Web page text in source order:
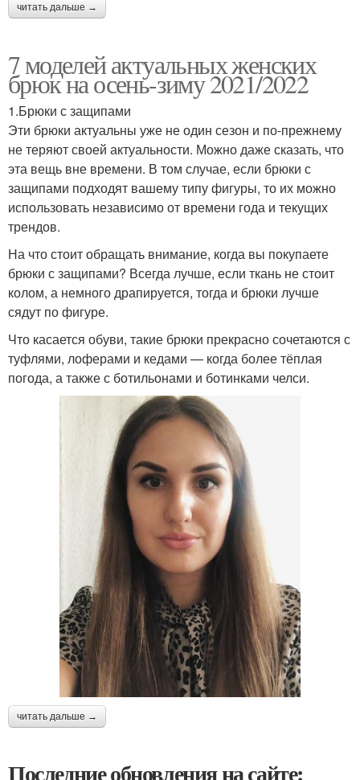
читать дальше →
7 моделей актуальных женских
брюк на осень-зиму 2021/2022
1.Брюки с защипами
Эти брюки актуальны уже не один сезон и по-прежнему
не теряют своей актуальности. Можно даже сказать, что
эта вещь вне времени. В том случае, если брюки с
защипами подходят вашему типу фигуры, то их можно
использовать независимо от времени года и текущих
трендов.
На что стоит обращать внимание, когда вы покупаете
брюки с защипами? Всегда лучше, если ткань не стоит
колом, а немного драпируется, тогда и брюки лучше
сядут по фигуре.
Что касается обуви, такие брюки прекрасно сочетаются с
туфлями, лоферами и кедами — когда более тёплая
погода, а также с ботильонами и ботинками челси.
читать дальше →
Последние обновления на сайте: